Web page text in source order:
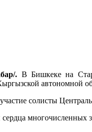
. В Бишкеке на
автономной
солисты
многочисленных